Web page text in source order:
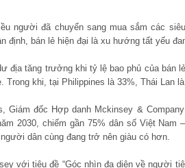
người đã chuyển sang mua sắm các
định, bán lẻ hiện đại là xu hướng tất yếu
địa tăng trưởng khi tỷ lệ bao phủ của bán
Trong khi, tại Philippines là 33%, Thái Lan
Giám đốc Hợp danh Mckinsey &
2030, chiếm gần 75% dân số Việt
dân cùng đang trở nên giàu có hơn.
với tiêu đề “Góc nhìn đa diện về người